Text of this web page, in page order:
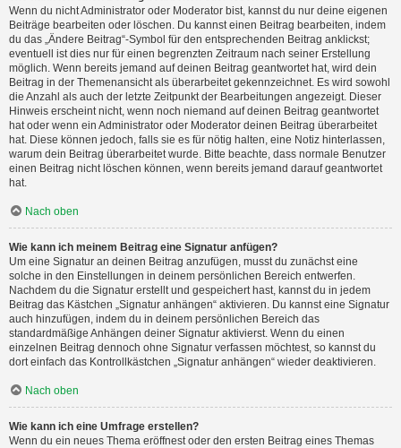
Wenn du nicht Administrator oder Moderator bist, kannst du nur deine eigenen
Beiträge bearbeiten oder löschen. Du kannst einen Beitrag bearbeiten, indem
du das „Ändere Beitrag“-Symbol für den entsprechenden Beitrag anklickst;
eventuell ist dies nur für einen begrenzten Zeitraum nach seiner Erstellung
möglich. Wenn bereits jemand auf deinen Beitrag geantwortet hat, wird dein
Beitrag in der Themenansicht als überarbeitet gekennzeichnet. Es wird sowohl
die Anzahl als auch der letzte Zeitpunkt der Bearbeitungen angezeigt. Dieser
Hinweis erscheint nicht, wenn noch niemand auf deinen Beitrag geantwortet
hat oder wenn ein Administrator oder Moderator deinen Beitrag überarbeitet
hat. Diese können jedoch, falls sie es für nötig halten, eine Notiz hinterlassen,
warum dein Beitrag überarbeitet wurde. Bitte beachte, dass normale Benutzer
einen Beitrag nicht löschen können, wenn bereits jemand darauf geantwortet
hat.
Nach oben
Wie kann ich meinem Beitrag eine Signatur anfügen?
Um eine Signatur an deinen Beitrag anzufügen, musst du zunächst eine
solche in den Einstellungen in deinem persönlichen Bereich entwerfen.
Nachdem du die Signatur erstellt und gespeichert hast, kannst du in jedem
Beitrag das Kästchen „Signatur anhängen“ aktivieren. Du kannst eine Signatur
auch hinzufügen, indem du in deinem persönlichen Bereich das
standardmäßige Anhängen deiner Signatur aktivierst. Wenn du einen
einzelnen Beitrag dennoch ohne Signatur verfassen möchtest, so kannst du
dort einfach das Kontrollkästchen „Signatur anhängen“ wieder deaktivieren.
Nach oben
Wie kann ich eine Umfrage erstellen?
Wenn du ein neues Thema eröffnest oder den ersten Beitrag eines Themas